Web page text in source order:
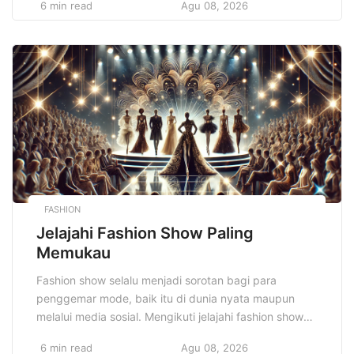
sebagai bentuk investasi yang sangat
barang antik, hingga barang edisi terbatas seringkali
memiliki nilai yang terus meningkat seiring berjalannya
waktu. Kolektor barang langka […]
6 min read Agu 08, 2026
FASHION
Jelajahi Fashion Show Paling
Memukau
Fashion show selalu menjadi sorotan bagi para
penggemar mode, baik itu di dunia nyata maupun
melalui media sosial. Mengikuti jelajahi fashion show
6 min read Agu 08, 2026